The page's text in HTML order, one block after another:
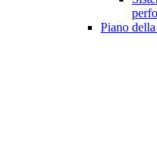
Piano